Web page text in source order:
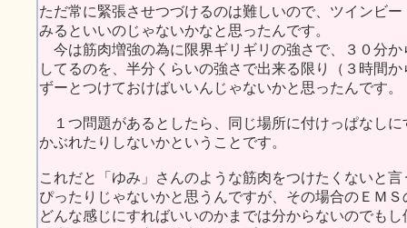
ただ常に緊張させつづけるのは難しいので、ツインビー
みるといいのじゃないかなと思ったんです。
今は筋肉増強の為に限界ギリギリの強さで、３０分か
してるのを、半分くらいの強さで出来る限り（３時間
ずーとつけておけばいいんじゃないかと思ったんです。
１つ問題があるとしたら、同じ場所に付けっぱなしに
かぶれたりしないかということです。
これだと「ゆみ」さんのような筋肉をつけたくないと言
ぴったりじゃないかと思うんですが、その場合のＥＭＳ
どんな感じにすればいいのかまでは分からないのでも